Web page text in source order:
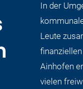
In der
Leute
Ainhofen
vielen